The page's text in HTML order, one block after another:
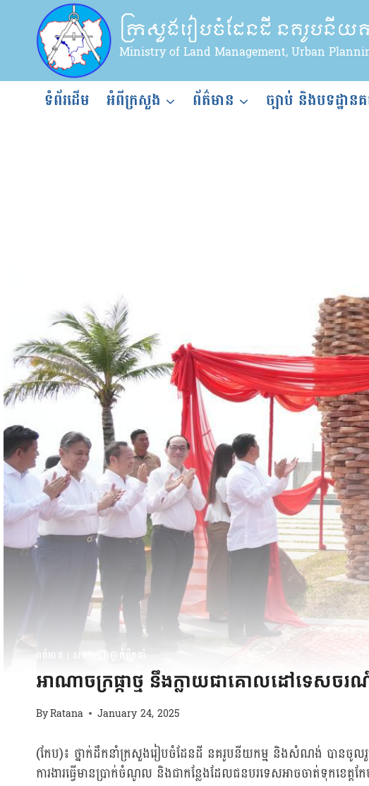
content
ក្រសួងរៀបចំដែនដី នគរូបនី
Ministry of Land Management, Urban
ទំព័រដើម អំពីក្រសួង ព័ត៌មាន ច្បាប់ និងបទដ្ឋាន
ពត៌មាន | សកម្មភាពថ្នាក់ដឹកនាំ
អាណាចក្រផ្កាថ្ម នឹងក្លាយជាគោលដៅទេសចរ
ByRatana January 24, 2025
(កែប)៖ ថ្នាក់ដឹកនាំក្រសួងរៀបចំដែនដី នគរូបនីយកម្ម និងសំណង់ បានចូលរួមអ
ការងារធ្វើមានប្រាក់ចំណូល និងជាកន្លែងដែលជនបរទេសអាចចាត់ទុកខេត្តកែ